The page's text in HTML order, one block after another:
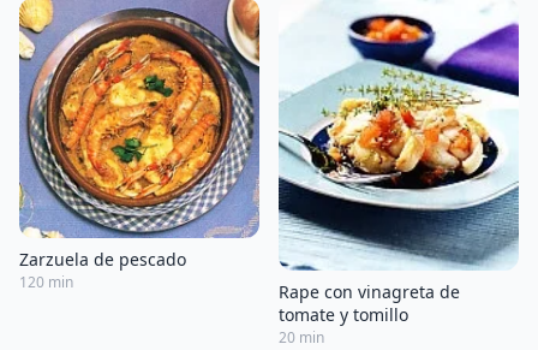
Zarzuela de pescado
120 min
Rape con vinagreta de
tomate y tomillo
20 min